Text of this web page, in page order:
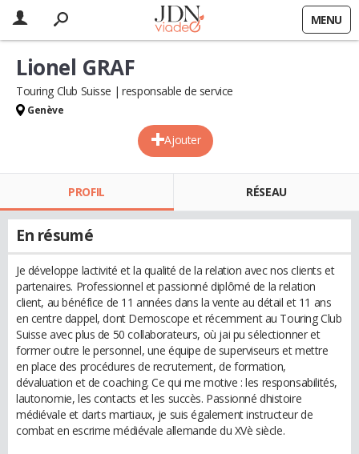
MENU
Ajouter
Lionel GRAF
Touring Club Suisse responsable de service
Genève
PROFIL RÉSEAU
En résumé
Je développe lactivité et la qualité de la relation avec nos clients et
partenaires. Professionnel et passionné diplômé de la relation
client, au bénéfice de 11 années dans la vente au détail et 11 ans
en centre dappel, dont Demoscope et récemment au Touring Club
Suisse avec plus de 50 collaborateurs, où jai pu sélectionner et
former outre le personnel, une équipe de superviseurs et mettre
en place des procédures de recrutement, de formation,
dévaluation et de coaching. Ce qui me motive : les responsabilités,
lautonomie, les contacts et les succès. Passionné dhistoire
médiévale et darts martiaux, je suis également instructeur de
combat en escrime médiévale allemande du XVè siècle.